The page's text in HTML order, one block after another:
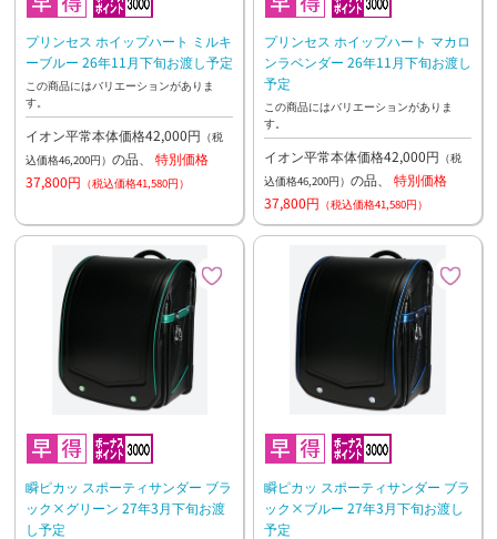
プリンセス ホイップハート ミルキ
ーブルー 26年11月下旬お渡し予定
この商品にはバリエーションがありま
す。
イオン平常本体価格42,000円 （税
込価格46,200円） の品、 特別価格
37,800円 （税込価格41,580円）
プリンセス ホイップハート マカロ
ンラベンダー 26年11月下旬お渡し
予定
この商品にはバリエーションがありま
す。
イオン平常本体価格42,000円 （税
込価格46,200円） の品、 特別価格
37,800円 （税込価格41,580円）
瞬ピカッ スポーティサンダー ブラ
ック×グリーン 27年3月下旬お渡
し予定
瞬ピカッ スポーティサンダー ブラ
ック×ブルー 27年3月下旬お渡し
予定